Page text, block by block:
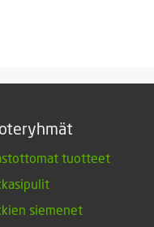
tuotteet
siemenet